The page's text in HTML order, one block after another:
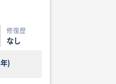
修復歴
なし
年)